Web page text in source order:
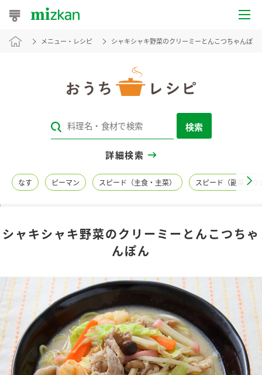
おうちレシピ
レシピカテゴリ一覧
レシピ名特集
商品情報
酢 調味酢
お酢ドリンク ぽん酢
新商品一覧
キャンペーン情報
ブランド・スペシャルサイト
メニュー・レシピ シャキシャキ野菜のクリーミーとんこつちゃんぽん
検索
詳細検索
なす ピーマン スピード（主食・主菜） スピード（副菜・つ
シャキシャキ野菜のクリーミーとんこつちゃ
んぽん